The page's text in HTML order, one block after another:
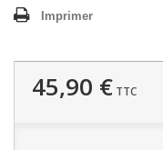
Imprimer
45,90 € TTC